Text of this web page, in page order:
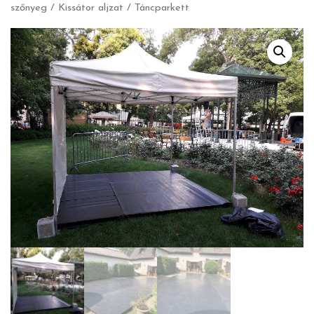
szőnyeg / Kissátor aljzat / Táncparkett